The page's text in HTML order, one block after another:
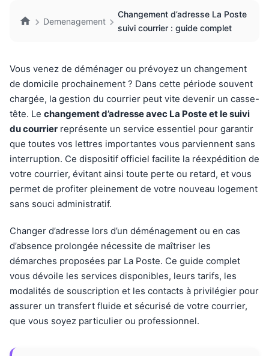
Demenagement
Changement d’adresse La Poste
suivi courrier : guide complet
Vous venez de déménager ou prévoyez un changement
de domicile prochainement ? Dans cette période souvent
chargée, la gestion du courrier peut vite devenir un casse-
tête. Le changement d’adresse avec La Poste et le suivi
du courrier représente un service essentiel pour garantir
que toutes vos lettres importantes vous parviennent sans
interruption. Ce dispositif officiel facilite la réexpédition de
votre courrier, évitant ainsi toute perte ou retard, et vous
permet de profiter pleinement de votre nouveau logement
sans souci administratif.
Changer d’adresse lors d’un déménagement ou en cas
d’absence prolongée nécessite de maîtriser les
démarches proposées par La Poste. Ce guide complet
vous dévoile les services disponibles, leurs tarifs, les
modalités de souscription et les contacts à privilégier pour
assurer un transfert fluide et sécurisé de votre courrier,
que vous soyez particulier ou professionnel.